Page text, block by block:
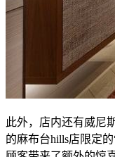
此外，店内还有威尼
的麻布台hills店限定